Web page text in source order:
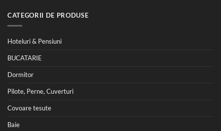
CATEGORII DE PRODUSE
Hoteluri & Pensiuni
BUCATARIE
Dormitor
Pilote, Perne, Cuverturi
Covoare tesute
Baie